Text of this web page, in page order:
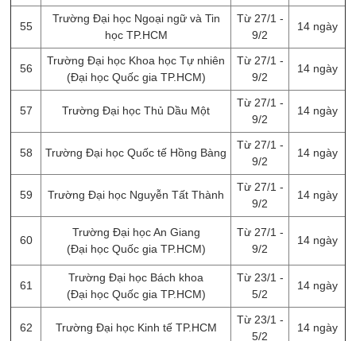
55
Trường Đại học Ngoại ngữ và Tin
học TP.HCM
Từ 27/1 -
9/2
14 ngày
56
Trường Đại học Khoa học Tự nhiên
(Đại học Quốc gia TP.HCM)
Từ 27/1 -
9/2
14 ngày
57 Trường Đại học Thủ Dầu Một
Từ 27/1 -
9/2
14 ngày
58 Trường Đại học Quốc tế Hồng Bàng
Từ 27/1 -
9/2
14 ngày
59 Trường Đại học Nguyễn Tất Thành
Từ 27/1 -
9/2
14 ngày
60
Trường Đại học An Giang
(Đại học Quốc gia TP.HCM)
Từ 27/1 -
9/2
14 ngày
61
Trường Đại học Bách khoa
(Đại học Quốc gia TP.HCM)
Từ 23/1 -
5/2
14 ngày
62 Trường Đại học Kinh tế TP.HCM
Từ 23/1 -
5/2
14 ngày